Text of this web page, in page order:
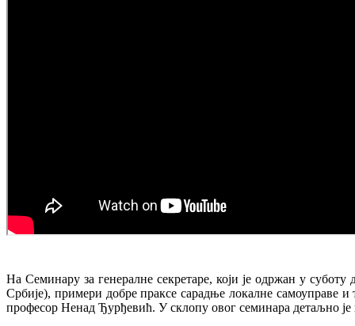
На Семинару за генералне секретаре, који је одржан у
Србије), примери добре праксе сарадње локалне самоуправе
професор Ненад Ђурђевић. У склопу овог семинара детаљно је